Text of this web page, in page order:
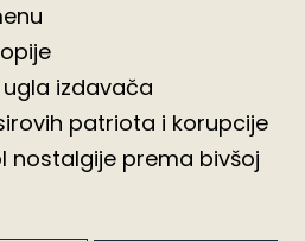
ugla izdavača
patriota i korupcije
nostalgije prema bivšoj